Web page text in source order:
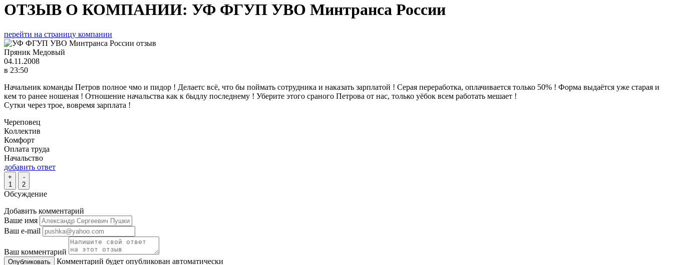
ОТЗЫВ О КОМПАНИИ: УФ ФГУП УВО Минтранса России
перейти на страницу компании
Пряник Медовый
04.11.2008
в 23:50
Начальник команды Петров полное чмо и пидор ! Делаетс всё, что бы поймать сотрудника и наказать зарплатой ! Серая переработка, оплачивается только 50% ! Форма выдаётся уже старая и
кем то ранее ношеная ! Отношение начальства как к быдлу последнему ! Уберите этого сраного Петрова от нас, только уёбок всем работать мешает !
Сутки через трое, вовремя зарплата !
Череповец
Коллектив
Комфорт
Оплата труда
Начальство
добавить ответ
+
1
-
2
Обсуждение
Добавить комментарий
Ваше имя
Ваш e-mail
Ваш комментарий
Комментарий будет опубликован автоматически